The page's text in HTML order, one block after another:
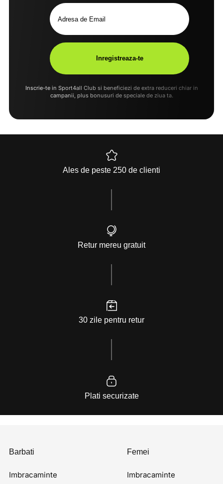
Inscrie-te in Sport4all Club si beneficiezi de extra reduceri chiar in
campanii, plus bonusuri de speciale de ziua ta.
Ales de peste 250 de clienti
Retur mereu gratuit
30 zile pentru retur
Plati securizate
Barbati
Imbracaminte
Femei
Imbracaminte